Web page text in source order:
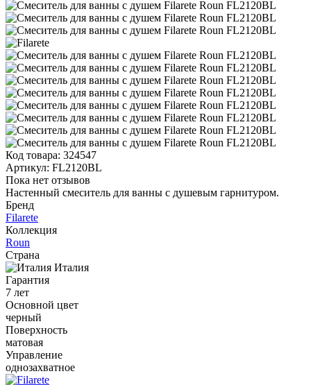
Код товара: 324547
Артикул: FL2120BL
Пока нет отзывов
Настенный смеситель для ванны с душевым гарнитуром.
Бренд
Filarete
Коллекция
Roun
Страна
Италия
Гарантия
7 лет
Основной цвет
черный
Поверхность
матовая
Управление
однозахватное